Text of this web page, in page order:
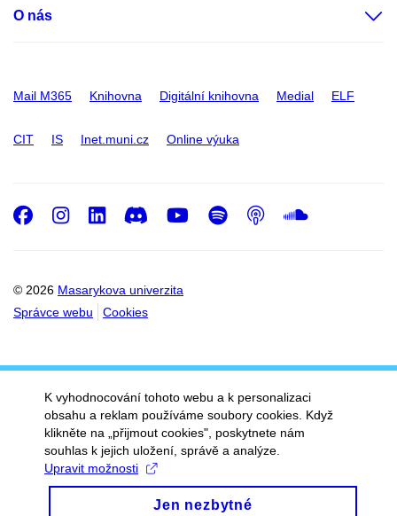
O nás
Mail M365 Knihovna Digitální knihovna Medial ELF
CIT IS Inet.muni.cz Online výuka
© 2026 Masarykova univerzita
Správce webu
Cookies
Facebook
Instagram
LinkedIn
DiscordYoutube
Spotify
Podcast
K vyhodnocování tohoto webu a k personalizaci
obsahu a reklam používáme soubory cookies. Když
klikněte na „přijmout cookies", poskytnete nám
souhlas k jejich uložení, správě a analýze.
Upravit možnosti
Jen nezbytné